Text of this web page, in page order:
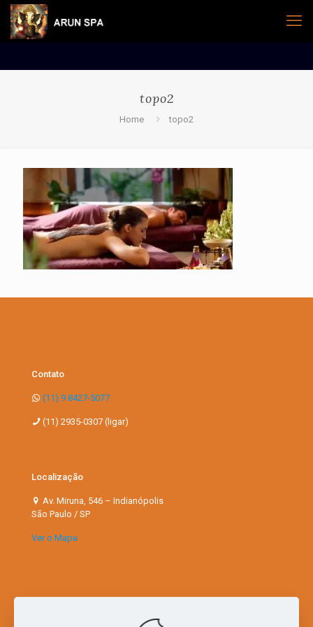
topo2
Home topo2
Contato
(11) 9 8427-5077
(11) 2935-0307 (ligar)
Localização
Av. Miruna, 546 – Indianópolis
São Paulo / SP
Ver o Mapa